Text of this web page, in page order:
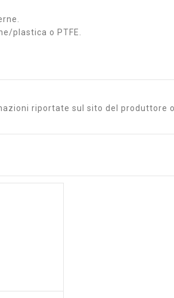
plastica o PTFE.
riportate sul sito del produttore o